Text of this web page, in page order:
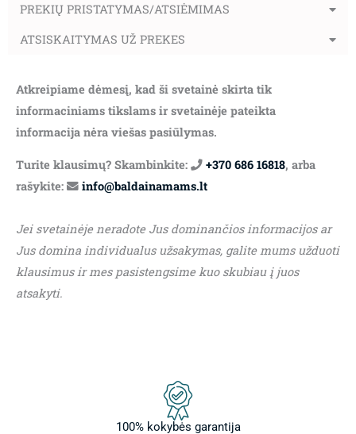
PREKIŲ PRISTATYMAS/ATSIĖMIMAS
ATSISKAITYMAS UŽ PREKES
Atkreipiame dėmesį, kad ši svetainė skirta tik
informaciniams tikslams ir svetainėje pateikta
informacija nėra viešas pasiūlymas.
Turite klausimų? Skambinkite: +370 686 16818, arba
rašykite:
info@baldainamams.lt
Jei svetainėje neradote Jus dominančios informacijos ar
Jus domina individualus užsakymas, galite mums užduoti
klausimus ir mes pasistengsime kuo skubiau į juos
atsakyti.
100% kokybės garantija